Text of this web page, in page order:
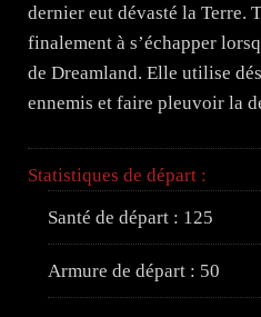
dernier eut dévasté la Terre.
finalement à s’échapper
de Dreamland. Elle utilise
ennemis et faire pleuvoir la
Statistiques de départ :
Santé de départ : 125
Armure de départ : 50